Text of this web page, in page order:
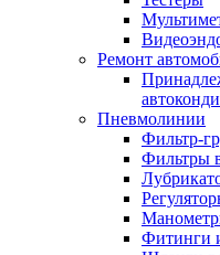
Ремонт
Пневмолинии
Фильтр-
Фильтры
Фитинги